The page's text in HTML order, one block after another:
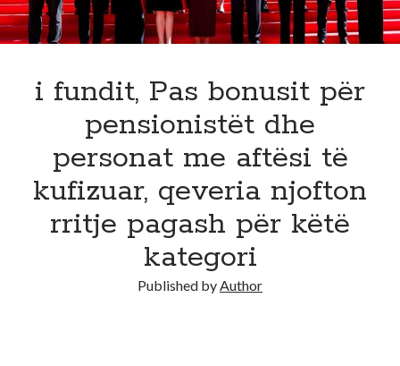
i fundit, Pas bonusit për
pensionistët dhe
personat me aftësi të
kufizuar, qeveria njofton
rritje pagash për këtë
kategori
Published byAuthor